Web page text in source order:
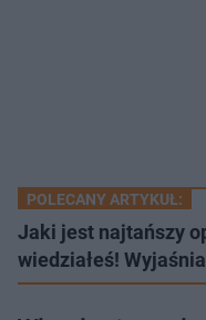
POLECANY ARTYKUŁ:
Jaki jest najtańszy
wiedziałeś!